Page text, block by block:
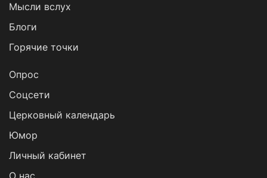
Мысли вслух
Блоги
Горячие точки
Опрос
Cоцсети
Церковный календарь
Юмор
Личный кабинет